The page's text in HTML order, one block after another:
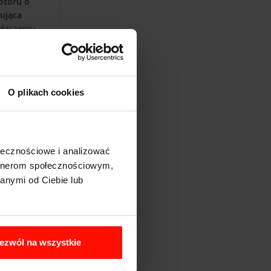
O plikach cookies
i analizować
społecznościowym,
od Ciebie lub
na wszystkie
BMW
autem,